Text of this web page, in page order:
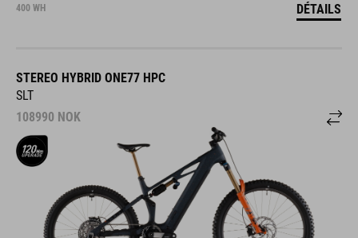
400 WH DÉTAILS
STEREO HYBRID ONE77 HPC
SLT
108990 NOK